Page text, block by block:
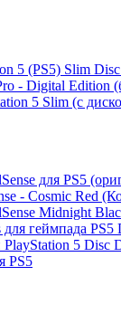
5 (PS5) Slim
- Digital Edition
5 Slim (с
для PS5
- Cosmic Red
Midnight
геймпада PS5
PlayStation 5
PS5